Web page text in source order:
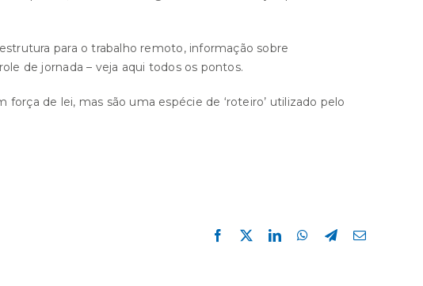
para o trabalho remoto, informação sobre
de jornada – veja aqui todos os pontos.
de lei, mas são uma espécie de ‘roteiro’ utilizado pelo
Facebook LinkedInWhatsApp
Telegram
E-